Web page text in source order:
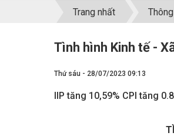
Trang nhất
Tình hình Kinh tế -
Thứ sáu - 28/07/2023 09:13
IIP tăng 10,59% CPI tăng